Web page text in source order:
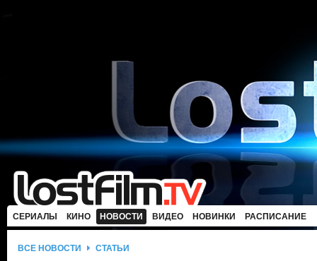
СЕРИАЛЫ КИНО НОВОСТИ ВИДЕО НОВИНКИ РАСПИСАНИЕ
ВСЕ НОВОСТИ СТАТЬИ